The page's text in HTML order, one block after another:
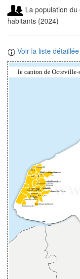
La population
habitants (2024)
Voir la liste